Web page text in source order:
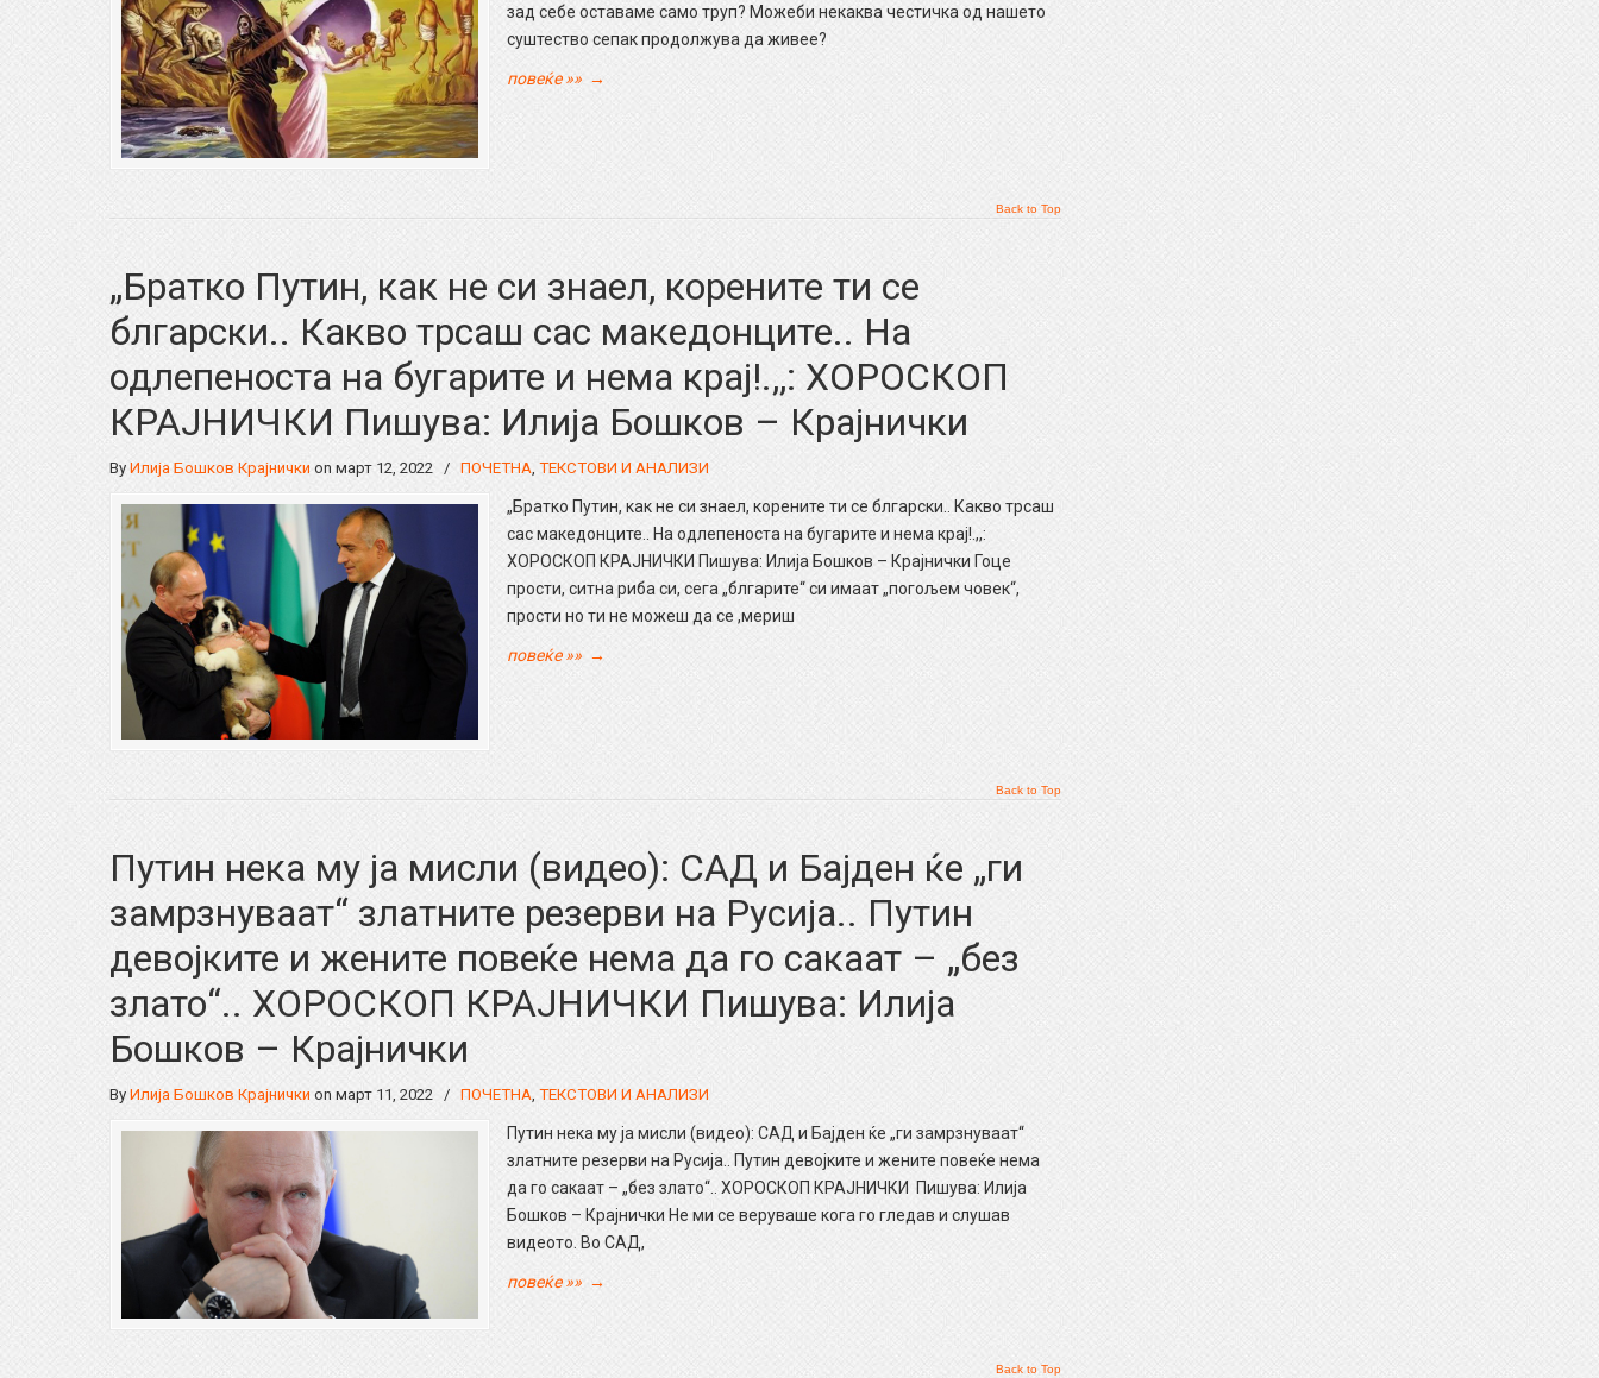
зад себе оставаме само труп? Можеби некаква честичка од нашето
суштество сепак продолжува да живее?
повеќе »» →
Back to Top
„Братко Путин, как не си знаел, корените ти се
блгарски.. Какво трсаш сас македонците.. На
одлепеноста на бугарите и нема крај!.,,: ХОРОСКОП
КРАЈНИЧКИ Пишува: Илија Бошков – Крајнички
By Илија Бошков Крајнички on март 12, 2022 / ПОЧЕТНА, ТЕКСТОВИ И АНАЛИЗИ
„Братко Путин, как не си знаел, корените ти се блгарски.. Какво трсаш
сас македонците.. На одлепеноста на бугарите и нема крај!.,,:
ХОРОСКОП КРАЈНИЧКИ Пишува: Илија Бошков – Крајнички Гоце
прости, ситна риба си, сега „блгарите“ си имаат „погољем човек“,
прости но ти не можеш да се ,мериш
повеќе »» →
Back to Top
Путин нека му ја мисли (видео): САД и Бајден ќе „ги
замрзнуваат“ златните резерви на Русија.. Путин
девојките и жените повеќе нема да го сакаат – „без
злато“.. ХОРОСКОП КРАЈНИЧКИ Пишува: Илија
Бошков – Крајнички
By Илија Бошков Крајнички on март 11, 2022 / ПОЧЕТНА, ТЕКСТОВИ И АНАЛИЗИ
Путин нека му ја мисли (видео): САД и Бајден ќе „ги замрзнуваат“
златните резерви на Русија.. Путин девојките и жените повеќе нема
да го сакаат – „без злато“.. ХОРОСКОП КРАЈНИЧКИ Пишува: Илија
Бошков – Крајнички Не ми се веруваше кога го гледав и слушав
видеото. Во САД,
повеќе »» →
Back to Top